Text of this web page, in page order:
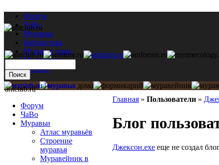
Форум
ЧаВо
Муравьи
Библиотека
Муравьи дома
Мастерская
Каталог
Главная » Пользователи »
Блог
Джексон.exe еще не создал
antclub.ru
Форум
ЧаВо
Муравьи
Атлас муравьёв
Строение
муравья
Муравейник в